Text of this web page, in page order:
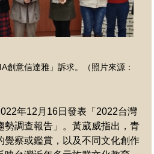
創意信達雅」訴求。（照片來源：
年12月 16日發表「 2022台灣
調查報告」。 黃葳威指出，青
覺察或鑑賞，以及不同文化創作